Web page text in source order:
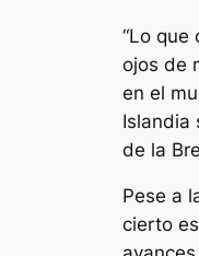
“Lo que
ojos de
en el
Islandia
de la
Pese a
cierto